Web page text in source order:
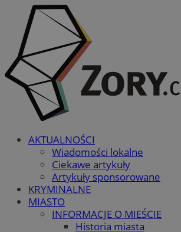
AKTUALNOŚCI
Wiadomości lokalne
Ciekawe artykuły
Artykuły sponsorowane
KRYMINALNE
MIASTO
INFORMACJE O MIEŚCIE
Historia miasta